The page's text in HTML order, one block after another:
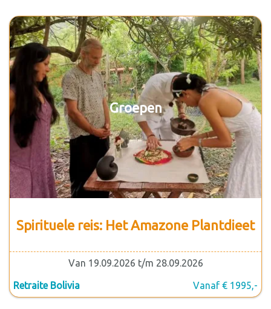
Groepen
Spirituele reis: Het Amazone Plantdieet
Van 19.09.2026 t/m 28.09.2026
Retraite Bolivia Vanaf € 1995,-